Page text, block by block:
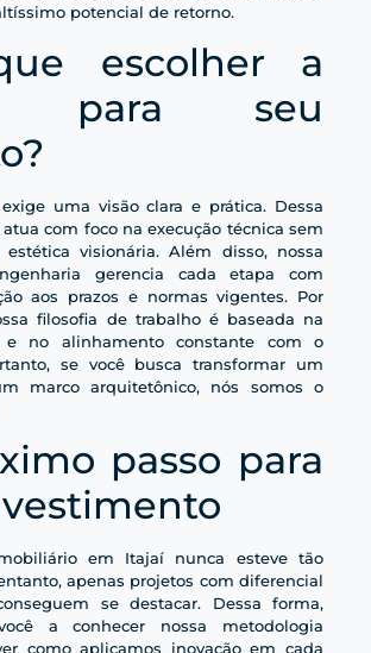
potencial de retorno.
escolher a
para seu
uma visão clara e prática. Dessa
com foco na execução técnica sem
visionária. Além disso, nossa
gerencia cada etapa com
aos prazos e normas vigentes. Por
filosofia de trabalho é baseada na
e no alinhamento constante com o
se você busca transformar um
marco arquitetônico, nós somos o
passo para
em Itajaí nunca esteve tão
apenas projetos com diferencial
se destacar. Dessa forma,
a conhecer nossa metodologia
como aplicamos inovação em cada